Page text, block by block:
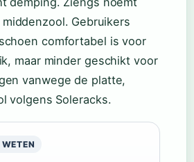
Gebruikers
comfortabel is voor
maar minder geschikt voor
vanwege de platte,
volgens Soleracks.